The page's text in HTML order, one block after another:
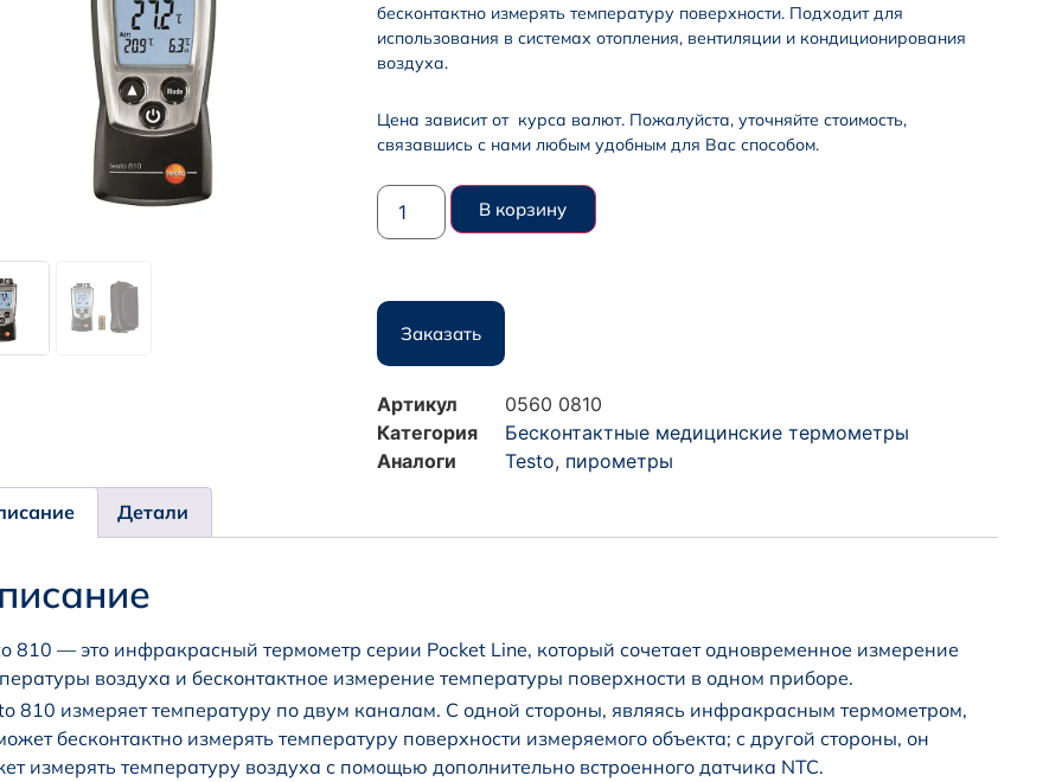
бесконтактно измерять температуру поверхности. Подходит для
использования в системах отопления, вентиляции и кондиционирования
воздуха.
Цена зависит от курса валют. Пожалуйста, уточняйте стоимость,
связавшись с нами любым удобным для Вас способом.
В корзину
Заказать
Артикул
0560 0810
Категория
Бесконтактные медицинские термометры
Аналоги
Testo, пирометры
Детали
810 — это инфракрасный термометр серии Pocket Line, который сочетает одновременное измерение
воздуха и бесконтактное измерение температуры поверхности в одном приборе.
810 измеряет температуру по двум каналам. С одной стороны, являясь инфракрасным термометром,
бесконтактно измерять температуру поверхности измеряемого объекта; с другой стороны, он
измерять температуру воздуха с помощью дополнительно встроенного датчика NTC.